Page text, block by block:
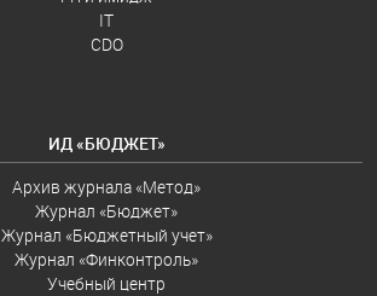
IT
CDO
ИД «БЮДЖЕТ»
Архив журнала «Метод»
Журнал «Бюджет»
Журнал «Бюджетный учет»
Журнал «Финконтроль»
Учебный центр